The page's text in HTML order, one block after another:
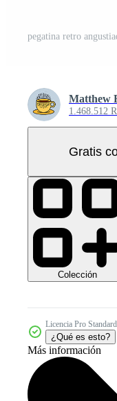
Matthew
1.468.512
Gratis
Colección
Licencia Pro Standard
¿Qué es esto?
Más información